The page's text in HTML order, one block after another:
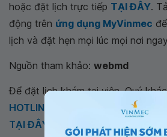
hoặc đặt lịch trực tiếp TẠI ĐÂY.
động trên ứng dụng MyVinmec
lịch và đặt hẹn mọi lúc mọi nơi
Nguồn tham khảo: webmd
Để đặt lịch khám tại viện, Quý
HOTLINE
GÓI DỊCH VỤ
TẠI ĐÂY
. Tải và đặt lịch khám tự